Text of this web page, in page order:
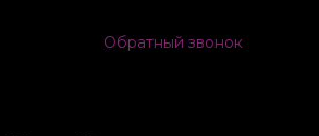
Обратный звонок